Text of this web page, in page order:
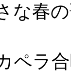
春の
ラ合